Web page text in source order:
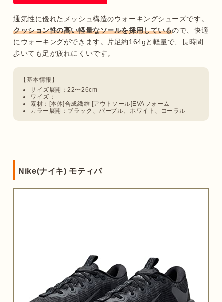
通気性に優れたメッシュ構造のウォーキングシューズです。
クッション性の高い軽量なソールを採用しているので、快適
にウォーキングができます。片足約164gと軽量で、長時間
サイズ展開：22〜26cm
ワイズ：-
素材：[本体]合成繊維 [アウトソール]EVAフォーム
カラー展開：ブラック、パープル、ホワイト、コーラル
Nike(ナイキ) モティバ